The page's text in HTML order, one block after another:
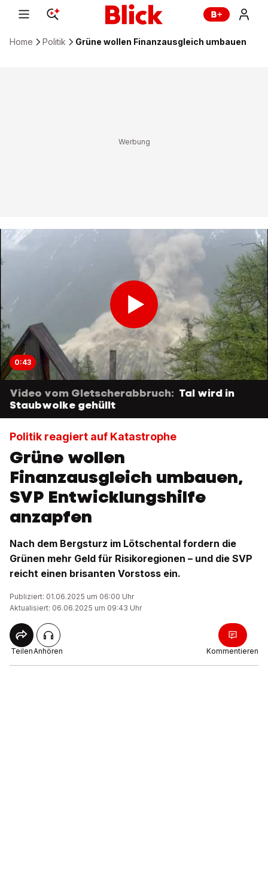
Home Politik Grüne wollen Finanzausgleich umbauen
0:43
Video vom Gletscherabbruch: Tal wird in
Staubwolke gehüllt
Politik reagiert auf Katastrophe
Grüne wollen
Finanzausgleich umbauen,
SVP Entwicklungshilfe
anzapfen
Nach dem Bergsturz im Lötschental fordern die
Grünen mehr Geld für Risikoregionen – und die SVP
reicht einen brisanten Vorstoss ein.
Publiziert: 01.06.2025 um 06:00 Uhr
Aktualisiert: 06.06.2025 um 09:43 Uhr
TeilenAnhören Kommentieren